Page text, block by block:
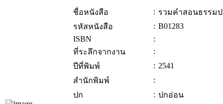
ชื่อหนังสือ : รวมคำสอนธรรม
รหัสหนังสือ
: B01283
ISBN
:
ที่ระลึกจากงาน
:
ปีที่พิมพ์
: 2541
สำนักพิมพ์
:
ปก
: ปกอ่อน